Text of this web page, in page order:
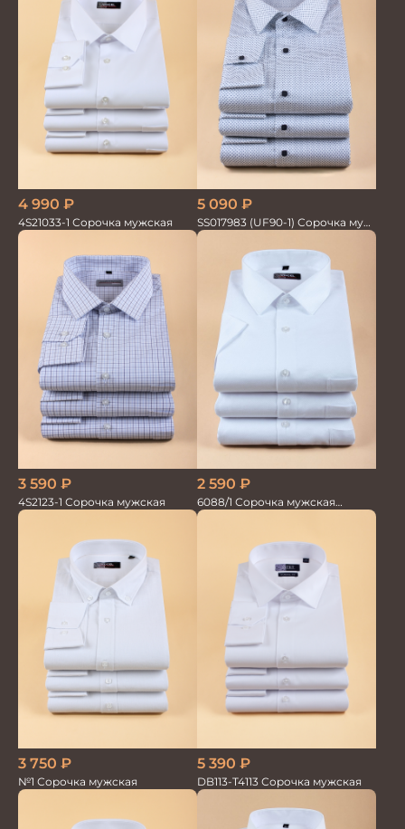
4 990 ₽
4S21033-1 Сорочка мужская
5 090 ₽
SS017983 (UF90-1) Сорочка муж.
GROSTYLE PRIME
3 590 ₽
4S2123-1 Сорочка мужская
2 590 ₽
6088/1 Сорочка мужская
кор.рукав
3 750 ₽
№1 Сорочка мужская
5 390 ₽
DB113-T4113 Сорочка мужская